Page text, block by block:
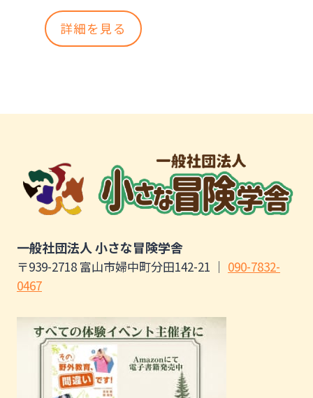
ー
詳細を見る
◆
1
り
◆
【
一般社団法人 小さな冒険学舎
〒939-2718 富山市婦中町分田142-21 ｜ 090-7832-
0467